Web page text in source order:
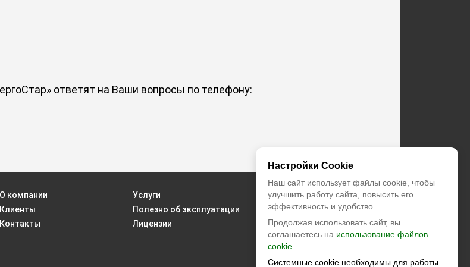
ответят на Ваши вопросы по телефону:
О компании
Клиенты
Контакты
Услуги
Полезно об эксплуатации
Лицензии
+7 (495) 374-55-85
zakaz@climatstar.ru
Москва
Настройки Cookie
Наш сайт использует файлы cookie, чтобы
улучшить работу сайта, повысить его
эффективность и удобство.
Продолжая использовать сайт, вы
соглашаетесь на использование файлов
cookie.
Системные cookie необходимы для работы